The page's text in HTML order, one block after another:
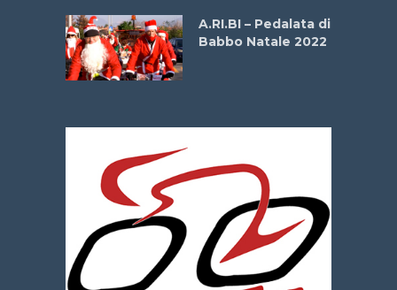
A.RI.BI – Pedalata di
Babbo Natale 2022